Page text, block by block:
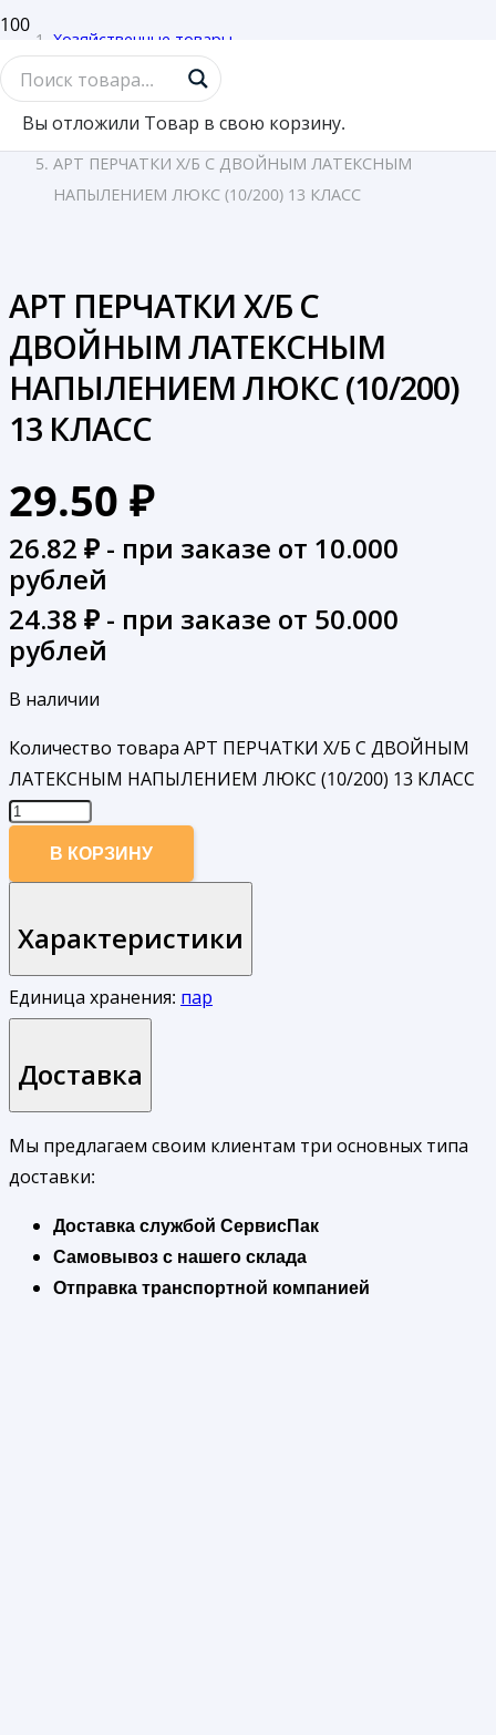
Вы отложили Товар в свою корзину.
Хозяйственные товары
Перчатки
/
АРТ ПЕРЧАТКИ Х/Б С ДВОЙНЫМ ЛАТЕКСНЫМ
НАПЫЛЕНИЕМ ЛЮКС (10/200) 13 КЛАСС
АРТ ПЕРЧАТКИ Х/Б С
ДВОЙНЫМ ЛАТЕКСНЫМ
НАПЫЛЕНИЕМ ЛЮКС (10/200)
13 КЛАСС
29.50 ₽
26.82 ₽ - при заказе от 10.000
рублей
24.38 ₽ - при заказе от 50.000
рублей
В наличии
Количество товара АРТ ПЕРЧАТКИ Х/Б С ДВОЙНЫМ
ЛАТЕКСНЫМ НАПЫЛЕНИЕМ ЛЮКС (10/200) 13 КЛАСС
В КОРЗИНУ
Характеристики
Единица хранения: пар
Доставка
Мы предлагаем своим клиентам три основных типа
доставки:
Доставка службой СервисПак
Самовывоз с нашего склада
Отправка транспортной компанией